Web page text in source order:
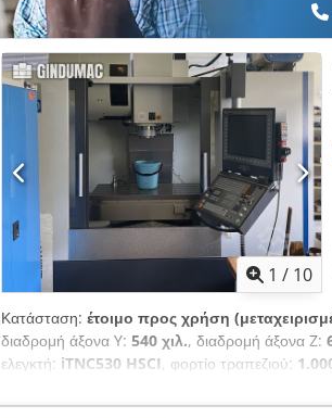
1 / 10
Κατάσταση: έτοιμο προς χρήση
διαδρομή άξονα Y: 540 χιλ., διαδρομή άξονα Z:
ελεγκτή: iTNC530 HSCI, φορτίο τραπεζιού:
4, Αυτή η τετραξονική μηχανή Avia VMC 1000